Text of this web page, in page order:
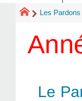
Les
Le